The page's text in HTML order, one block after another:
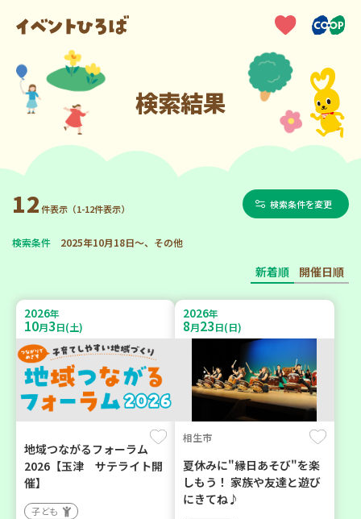
検索結果
12件表示（1-12件表示） 検索条件を変更
検索条件 2025年10月18日～、その他
新着順 開催日順
2026年
10月3日(土)
地域つながるフォーラム
2026【玉津 サテライト開
催】
子ども
2026年
8月23日(日)
相生市
夏休みに"縁日あそび"を楽
しもう！ 家族や友達と遊び
にきてね♪